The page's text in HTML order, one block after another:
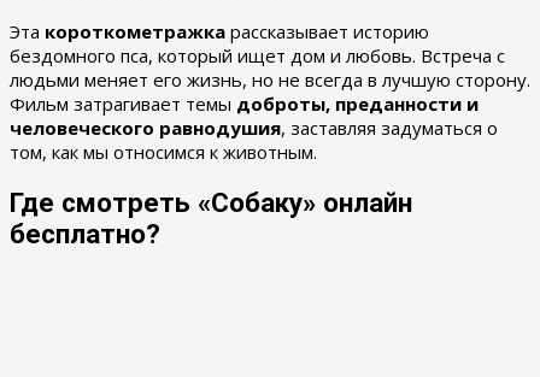
Эта короткометражка рассказывает историю
бездомного пса, который ищет дом и любовь. Встреча с
людьми меняет его жизнь, но не всегда в лучшую сторону.
Фильм затрагивает темы доброты, преданности и
человеческого равнодушия, заставляя задуматься о
том, как мы относимся к животным.
Где смотреть «Собаку» онлайн
бесплатно?